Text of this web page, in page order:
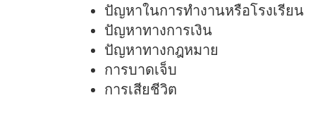
ปัญหาในการทำงานหรือโรงเรียน
ปัญหาทางการเงิน
ปัญหาทางกฎหมาย
การบาดเจ็บ
การเสียชีวิต